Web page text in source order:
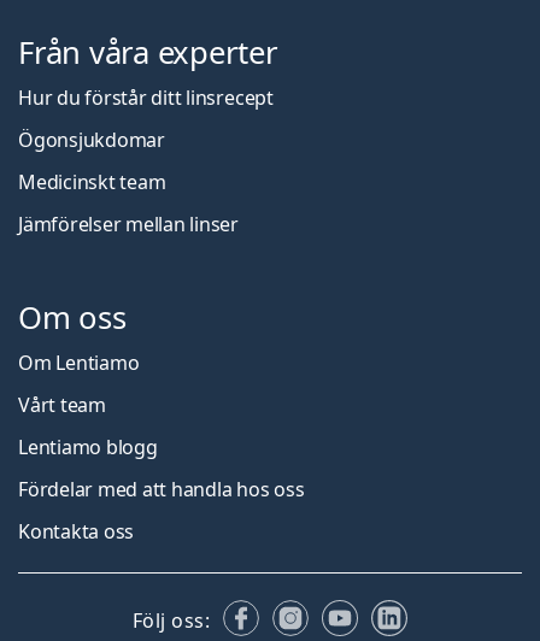
Från våra experter
Hur du förstår ditt linsrecept
Ögonsjukdomar
Medicinskt team
Jämförelser mellan linser
Om oss
Om Lentiamo
Vårt team
Lentiamo blogg
Fördelar med att handla hos oss
Kontakta oss
Följ oss: FacebookInstagram
YouTubeLinkedIn